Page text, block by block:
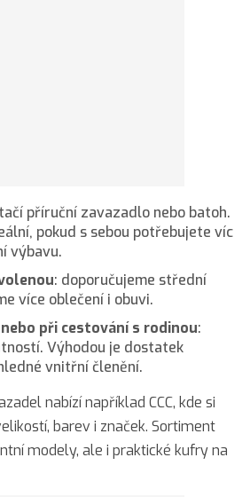
příruční zavazadlo nebo batoh.
pokud s sebou potřebujete víc
výbavu.
: doporučujeme střední
více oblečení i obuvi.
při cestování s rodinou:
Výhodou je dostatek
vnitřní členění.
nabízí například CCC, kde si
barev i značek. Sortiment
modely, ale i praktické kufry na